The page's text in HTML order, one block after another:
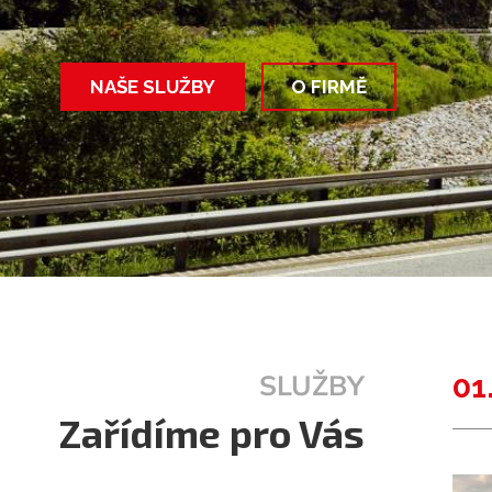
SLUŽBY
Zařídíme pro Vás